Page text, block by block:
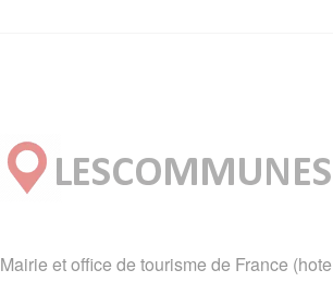
Mairie et office de tourisme de France